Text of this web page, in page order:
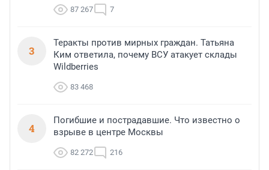
87 267 7
3
Теракты против мирных граждан. Татьяна
Ким ответила, почему ВСУ атакует склады
Wildberries
83 468
4
Погибшие и пострадавшие. Что известно о
взрыве в центре Москвы
82 272 216